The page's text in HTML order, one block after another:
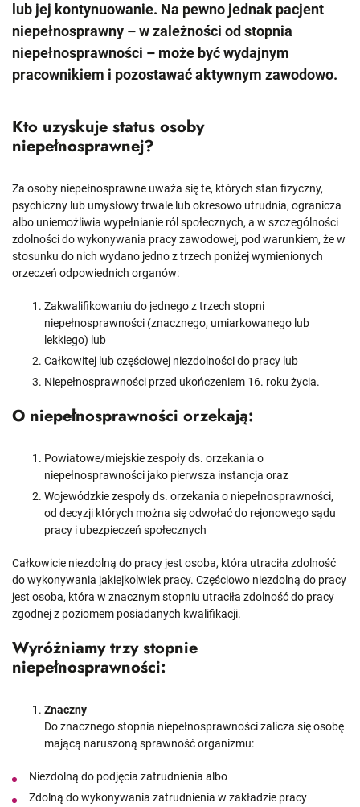
lub jej kontynuowanie. Na pewno jednak pacjent
niepełnosprawny – w zależności od stopnia
niepełnosprawności – może być wydajnym
pracownikiem i pozostawać aktywnym zawodowo.
Kto uzyskuje status osoby
niepełnosprawnej?
Za osoby niepełnosprawne uważa się te, których stan fizyczny,
psychiczny lub umysłowy trwale lub okresowo utrudnia, ogranicza
albo uniemożliwia wypełnianie ról społecznych, a w szczególności
zdolności do wykonywania pracy zawodowej, pod warunkiem, że w
stosunku do nich wydano jedno z trzech poniżej wymienionych
orzeczeń odpowiednich organów:
Zakwalifikowaniu do jednego z trzech stopni
niepełnosprawności (znacznego, umiarkowanego lub
lekkiego) lub
Całkowitej lub częściowej niezdolności do pracy lub
Niepełnosprawności przed ukończeniem 16. roku życia.
O niepełnosprawności orzekają:
Powiatowe/miejskie zespoły ds. orzekania o
niepełnosprawności jako pierwsza instancja oraz
Wojewódzkie zespoły ds. orzekania o niepełnosprawności,
od decyzji których można się odwołać do rejonowego sądu
pracy i ubezpieczeń społecznych
Całkowicie niezdolną do pracy jest osoba, która utraciła zdolność
do wykonywania jakiejkolwiek pracy. Częściowo niezdolną do pracy
jest osoba, która w znacznym stopniu utraciła zdolność do pracy
zgodnej z poziomem posiadanych kwalifikacji.
Wyróżniamy trzy stopnie
niepełnosprawności:
Znaczny
Do znacznego stopnia niepełnosprawności zalicza się osobę
mającą naruszoną sprawność organizmu:
Niezdolną do podjęcia zatrudnienia albo
Zdolną do wykonywania zatrudnienia w zakładzie pracy